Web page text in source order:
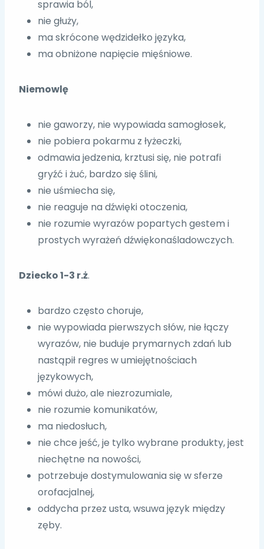
sprawia ból,
nie głuży,
ma skrócone wędzidełko języka,
ma obniżone napięcie mięśniowe.
Niemowlę
nie gaworzy, nie wypowiada samogłosek,
nie pobiera pokarmu z łyżeczki,
odmawia jedzenia, krztusi się, nie potrafi
gryźć i żuć, bardzo się ślini,
nie uśmiecha się,
nie reaguje na dźwięki otoczenia,
nie rozumie wyrazów popartych gestem i
prostych wyrażeń dźwiękonaśladowczych.
Dziecko 1-3 r.ż.
bardzo często choruje,
nie wypowiada pierwszych słów, nie łączy
wyrazów, nie buduje prymarnych zdań lub
nastąpił regres w umiejętnościach
językowych,
mówi dużo, ale niezrozumiale,
nie rozumie komunikatów,
ma niedosłuch,
nie chce jeść, je tylko wybrane produkty, jest
niechętne na nowości,
potrzebuje dostymulowania się w sferze
orofacjalnej,
oddycha przez usta, wsuwa język między
zęby.